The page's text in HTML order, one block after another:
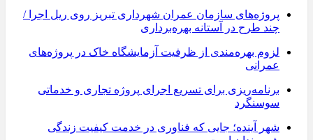
پروژه‌های سازمان عمران شهرداری تبریز روی ریل اجرا /
چند طرح در آستانه بهره‌برداری
لزوم بهره‌مندی از ظرفیت آزمایشگاه خاک در پروژه‌های
عمرانی
برنامه‌ریزی برای تسریع اجرای پروژه تجاری و خدماتی
سوسنگرد
شهر آینده؛ جایی که فناوری در خدمت کیفیت زندگی